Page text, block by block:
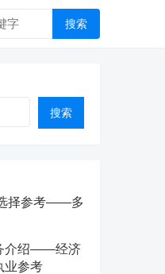
搜索
搜索
择参考——多
介绍——经济
业参考